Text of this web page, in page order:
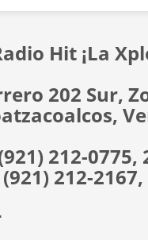
Hit ¡La
202 Sur,
212-0775,
212-